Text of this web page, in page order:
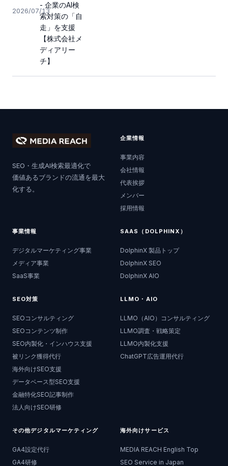
2026/07/13
- 企業のAI検
索対策の「自
走」を支援
【株式会社メ
ディアリー
チ】
SEO・生成AI検索最適化で
価値あるブランドの流通を最大
化する。
企業情報
事業内容
会社情報
代表挨拶
メンバー
採用情報
事業情報
デジタルマーケティング事業
メディア事業
SaaS事業
SAAS（DOLPHINX）
DolphinX 製品トップ
DolphinX SEO
DolphinX AIO
SEO対策
SEOコンサルティング
SEOコンテンツ制作
SEO内製化・インハウス支援
被リンク獲得代行
海外向けSEO支援
データベース型SEO支援
金融特化SEO記事制作
法人向けSEO研修
LLMO・AIO
LLMO（AIO）コンサルティング
LLMO調査・戦略策定
LLMO内製化支援
ChatGPT広告運用代行
その他デジタルマーケティング
GA4設定代行
GA4研修
海外向けサービス
MEDIA REACH English Top
SEO Service in Japan